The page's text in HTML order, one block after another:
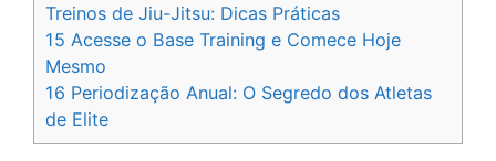
Treinos de Jiu-Jitsu: Dicas Práticas
15 Acesse o Base Training e Comece Hoje
Mesmo
16 Periodização Anual: O Segredo dos Atletas
de Elite